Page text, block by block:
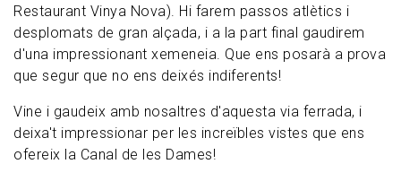
Restaurant Vinya Nova). Hi farem passos atlètics i
desplomats de gran alçada, i a la part final gaudirem
d'una impressionant xemeneia. Que ens posarà a prova
que segur que no ens deixés indiferents!
Vine i gaudeix amb nosaltres d'aquesta via ferrada, i
deixa't impressionar per les increïbles vistes que ens
ofereix la Canal de les Dames!